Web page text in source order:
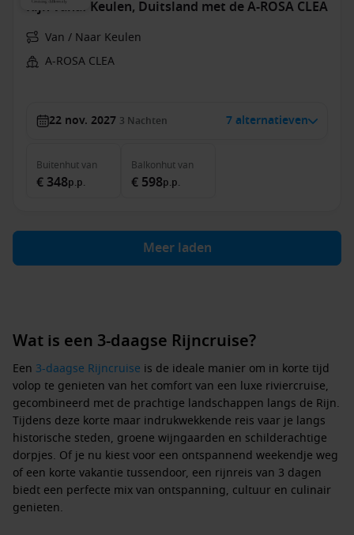
Rijn vanaf Keulen, Duitsland met de A-ROSA CLEA
Van / Naar Keulen
A-ROSA CLEA
22 nov. 2027 3 Nachten 7 alternatieven
Buitenhutvan
€ 348p.p.
Balkonhutvan
€ 598p.p.
Meer laden
Wat is een 3-daagse Rijncruise?
Een 3-daagse Rijncruise is de ideale manier om in korte tijd
volop te genieten van het comfort van een luxe riviercruise,
gecombineerd met de prachtige landschappen langs de Rijn.
Tijdens deze korte maar indrukwekkende reis vaar je langs
historische steden, groene wijngaarden en schilderachtige
dorpjes. Of je nu kiest voor een ontspannend weekendje weg
of een korte vakantie tussendoor, een rijnreis van 3 dagen
biedt een perfecte mix van ontspanning, cultuur en culinair
genieten.